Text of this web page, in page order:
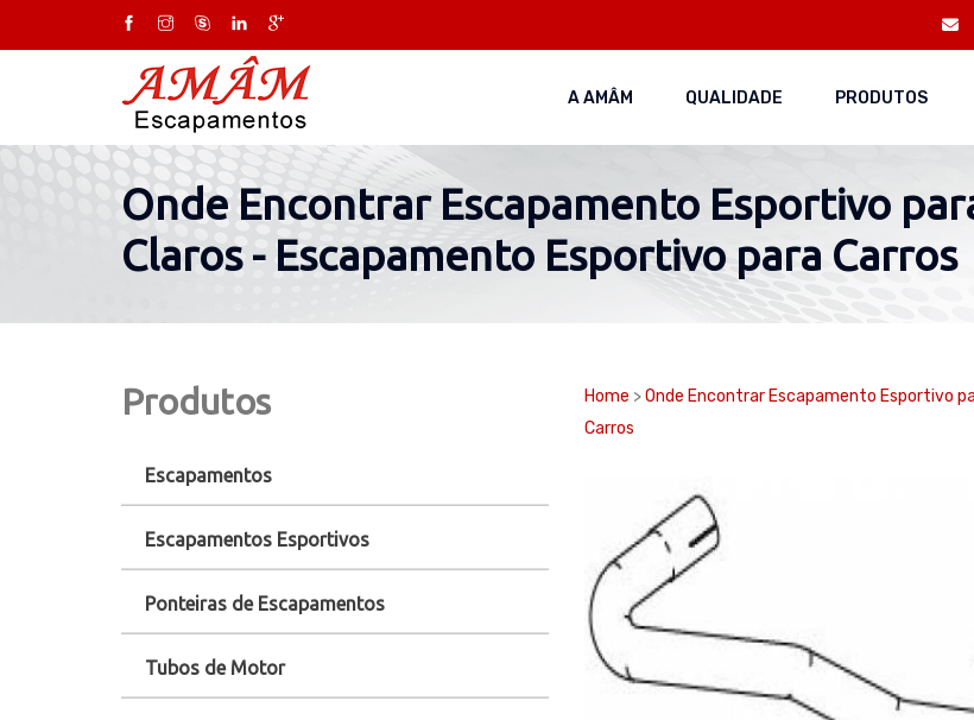
A AMÂM QUALIDADE PRODUTOS
Onde Encontrar Escapamento Esportivo
Claros - Escapamento Esportivo para Carros
Produtos
Escapamentos
Escapamentos Esportivos
Ponteiras de Escapamentos
Tubos de Motor
Home >Onde Encontrar Escapamento Esportivo
Carros